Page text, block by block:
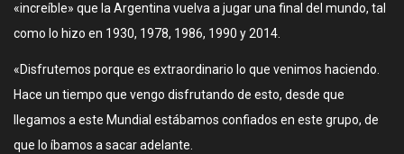
«increíble» que la Argentina vuelva a jugar una final del mundo, tal
como lo hizo en 1930, 1978, 1986, 1990 y 2014.
«Disfrutemos porque es extraordinario lo que venimos haciendo.
Hace un tiempo que vengo disfrutando de esto, desde que
llegamos a este Mundial estábamos confiados en este grupo, de
que lo íbamos a sacar adelante.